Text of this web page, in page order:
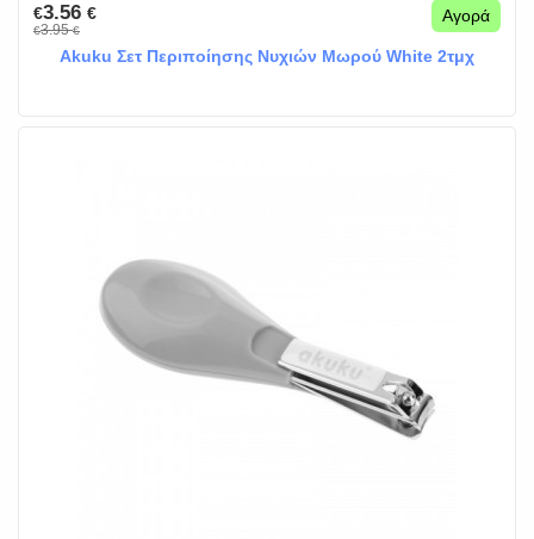
€3.56 €
€3.95€
Αγορά
Akuku Σετ Περιποίησης Νυχιών Μωρού White 2τμχ